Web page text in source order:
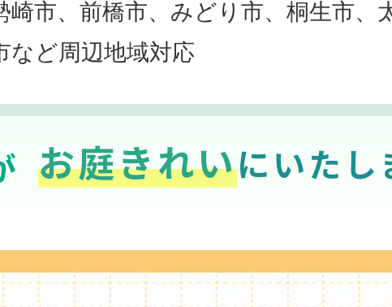
崎市、前橋市、みどり市、桐生市、
など周辺地域対応
お庭きれいにいたし